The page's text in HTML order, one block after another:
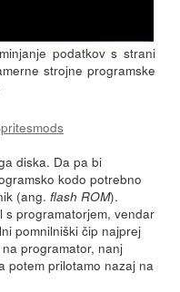
podatkov s strani
strojne programske
diska. Da pa bi
kodo potrebno
(ang. flash ROM).
s programatorjem, vendar
pomnilniški čip najprej
programator, nanj
potem prilotamo nazaj na